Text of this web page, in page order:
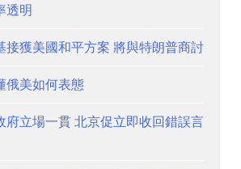
透明
接獲美國和平方案 將與特朗普商討
俄美如何表態
府立場一貫 北京促立即收回錯誤言